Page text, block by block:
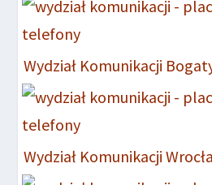
Wydział Komunikacji
Wydział Komunikacji